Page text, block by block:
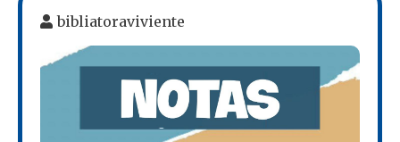
bibliatoraviviente